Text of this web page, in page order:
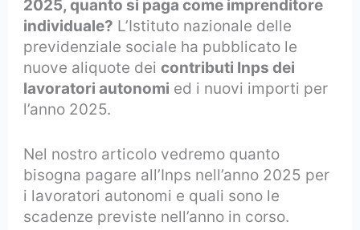
2025, quanto si paga come imprenditore
individuale? L’Istituto nazionale delle
previdenziale sociale ha pubblicato le
nuove aliquote deicontributi Inps dei
lavoratori autonomi ed i nuovi importi per
l’anno 2025.
Nel nostro articolo vedremo quanto
bisogna pagare all’Inps nell’anno 2025 per
i lavoratori autonomi e quali sono le
scadenze previste nell’anno in corso.